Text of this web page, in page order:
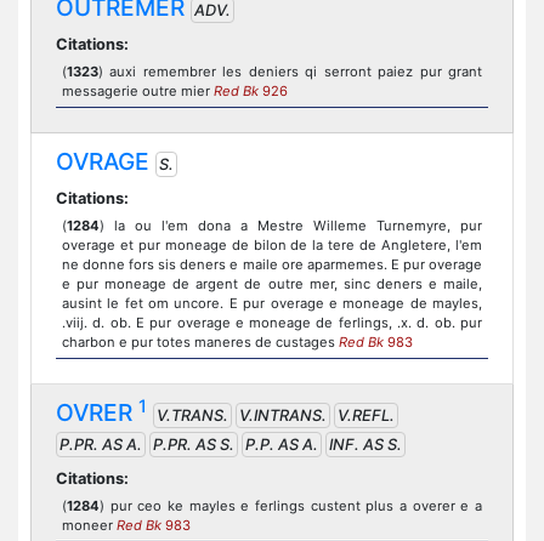
OUTREMER ADV.
Citations:
(1323) auxi remembrer les deniers qi serront paiez pur grant
messagerie outre mier Red Bk 926
OVRAGE S.
Citations:
(1284) la ou l'em dona a Mestre Willeme Turnemyre, pur
overage et pur moneage de bilon de la tere de Angletere, l'em
ne donne fors sis deners e maile ore aparmemes. E pur overage
e pur moneage de argent de outre mer, sinc deners e maile,
ausint le fet om uncore. E pur overage e moneage de mayles,
.viij. d. ob. E pur overage e moneage de ferlings, .x. d. ob. pur
charbon e pur totes maneres de custages Red Bk 983
OVRER 1 V.TRANS. V.INTRANS.
V.REFL.
P.PR. AS A.
P.PR. AS S. P.P. AS A.
INF. AS S.
Citations:
(1284) pur ceo ke mayles e ferlings custent plus a overer e a
moneer Red Bk 983